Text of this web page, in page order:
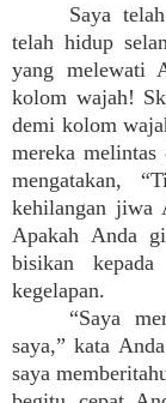
Saya
telah hidup
yang melewati
kolom wajah!
demi kolom
mereka melintas
mengatakan,
kehilangan jiwa
Apakah Anda
bisikan
kegelapan.
“Saya
saya,” kata
saya